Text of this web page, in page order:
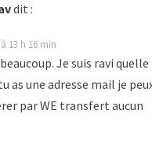
dit :
13 h 16 min
Je suis ravi quelle
as une adresse mail je
par WE transfert aucun